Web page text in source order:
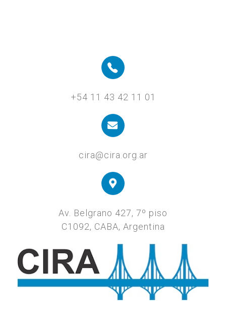
+54 11 43 42 11 01
cira@cira.org.ar
Av. Belgrano 427, 7º piso
C1092, CABA, Argentina